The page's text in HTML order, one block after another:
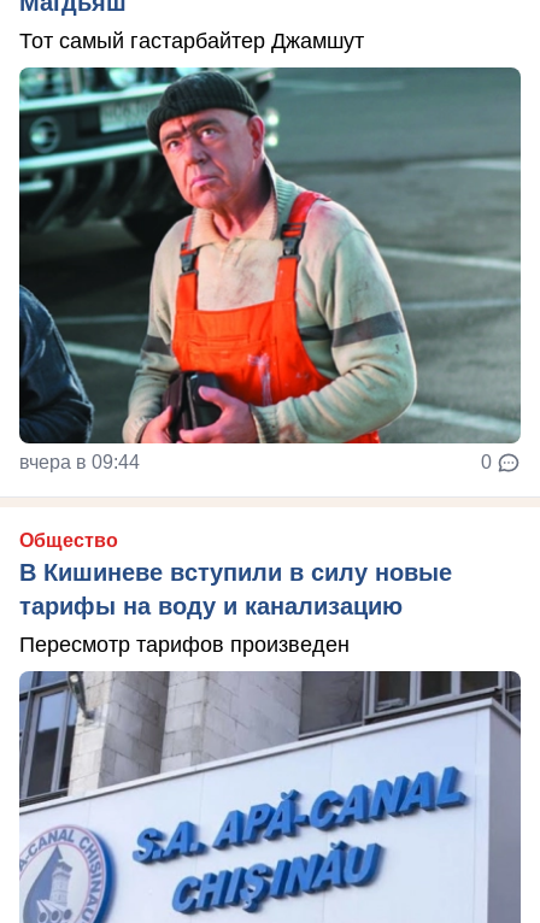
Тот самый гастарбайтер Джамшут
вчера в 09:44 0
Общество
В Кишиневе вступили в силу новые
тарифы на воду и канализацию
Пересмотр тарифов произведен